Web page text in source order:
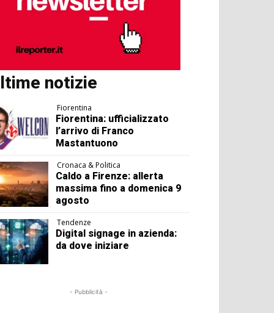
notizie
Fiorentina
Fiorentina: ufficializzato
l’arrivo di Franco
Mastantuono
Cronaca & Politica
Caldo a Firenze: allerta
massima fino a domenica 9
agosto
Tendenze
Digital signage in azienda:
da dove iniziare
- Pubblicità -